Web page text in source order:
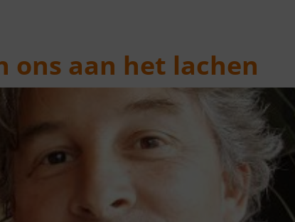
ons aan het lachen